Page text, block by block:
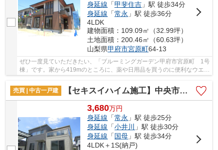
身延線 「甲斐住吉 」駅 徒歩34分
身延線 「常永 」駅 徒歩36分
4LDK
建物面積：109.09㎡（32.99坪）
土地面積：200.46㎡（60.63坪）
山梨県甲府市宮原町64-13
ぜひ一度見ていただきたい、「ブルーミングガーデン甲府市宮原町 1号
棟」です。家から419mのところに、薬や日用品を買うのに便利なウエル
売買 | 中古一戸建
【セキスイハイム施工】中央市中楯
3,680万円
身延線 「常永 」駅 徒歩25分
身延線 「小井川
」駅 徒歩30分
身延線 「国母 」駅 徒歩34分
4LDK＋1S(納戸)